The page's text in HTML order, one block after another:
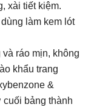
xài tiết kiệm.
làm kem lót
ráo mịn, không
khẩu trang
&
bảng thành